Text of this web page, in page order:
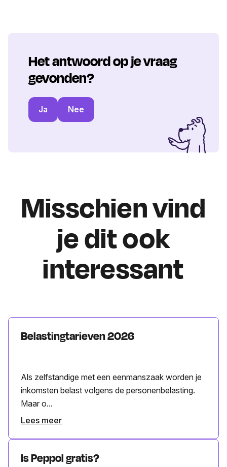
Het antwoord op je vraag
gevonden?
Ja Nee
Misschien vind
je dit ook
interessant
Belastingtarieven 2026
Als zelfstandige met een eenmanszaak worden je
inkomsten belast volgens de personenbelasting.
Maar o...
Lees meer
Is Peppol gratis?